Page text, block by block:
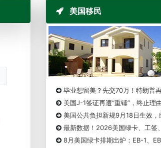
美国移民
毕业想留美？先交70万！特朗普
美国J-1签证再遭“重锤”，终止理
美国公共负担新规9月18日生效，
最新数据！2026美国绿卡、工签
8月美国绿卡排期出炉：EB-1、